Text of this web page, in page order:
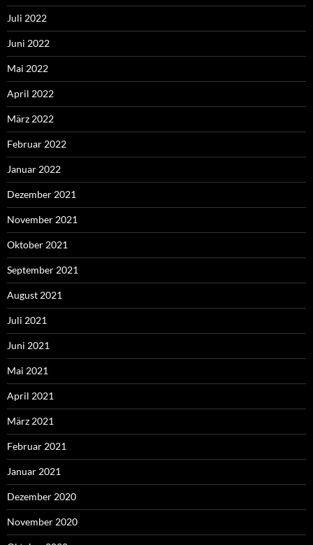
Juli 2022
Juni 2022
Mai 2022
April 2022
März 2022
Februar 2022
Januar 2022
Dezember 2021
November 2021
Oktober 2021
September 2021
August 2021
Juli 2021
Juni 2021
Mai 2021
April 2021
März 2021
Februar 2021
Januar 2021
Dezember 2020
November 2020